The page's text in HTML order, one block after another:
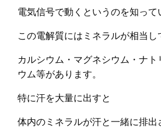
電気信号で動くというのを知って
この電解質にはミネラルが相当し
カルシウム・マグネシウム・ナト
ウム等があります。
特に汗を大量に出すと
体内のミネラルが汗と一緒に排出